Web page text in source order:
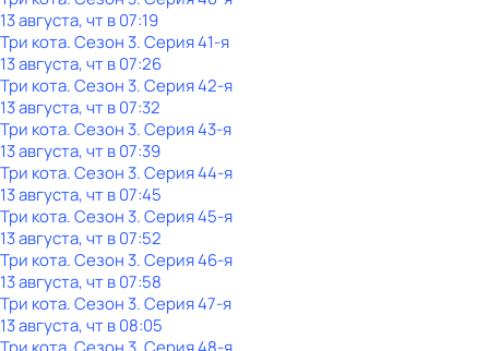
13 августа, чт в 07:19
Три кота. Сезон 3. Серия 41-я
13 августа, чт в 07:26
Три кота. Сезон 3. Серия 42-я
13 августа, чт в 07:32
Три кота. Сезон 3. Серия 43-я
13 августа, чт в 07:39
Три кота. Сезон 3. Серия 44-я
13 августа, чт в 07:45
Три кота. Сезон 3. Серия 45-я
13 августа, чт в 07:52
Три кота. Сезон 3. Серия 46-я
13 августа, чт в 07:58
Три кота. Сезон 3. Серия 47-я
13 августа, чт в 08:05